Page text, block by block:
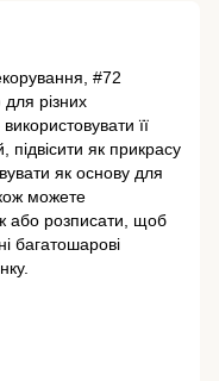
#72
різних
її
підвісити як прикрасу
як основу для
можете
або розписати, щоб
багатошарові